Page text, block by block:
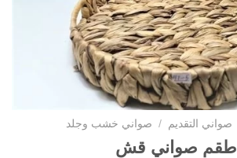
صواني التقديم / صواني خشب وجلد
طقم صواني قش